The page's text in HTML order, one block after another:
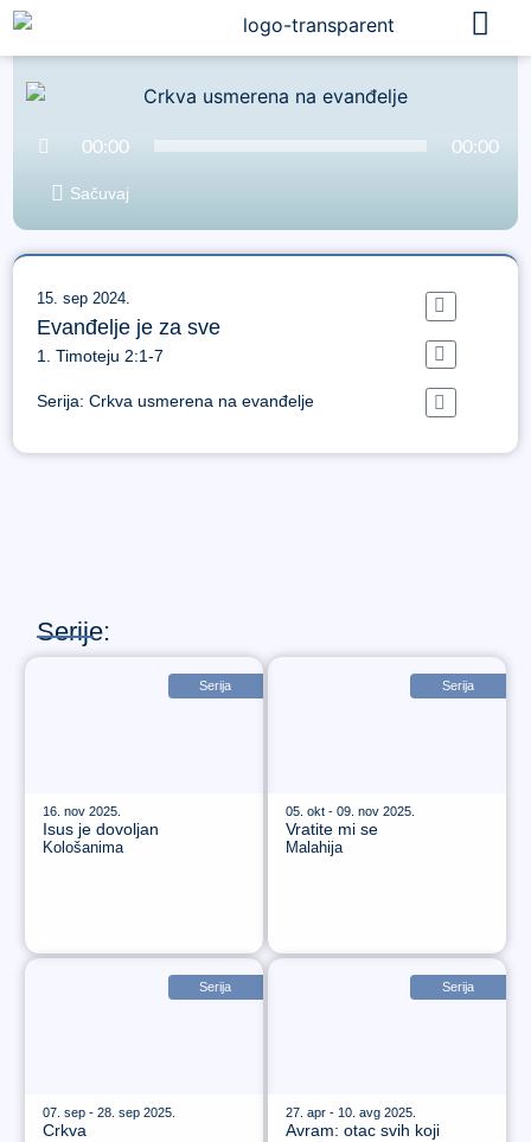
00:00 00:00
Sačuvaj
15. sep 2024.
Evanđelje je za sve
1. Timoteju 2:1-7
Serija:Crkva usmerena na evanđelje
Serije:
Serija
16. nov 2025.
Isus je dovoljan
Kološanima
Serija
05. okt - 09. nov 2025.
Vratite mi se
Malahija
Serija
07. sep - 28. sep 2025.
Crkva
Serija
27. apr - 10. avg 2025.
Avram: otac svih koji